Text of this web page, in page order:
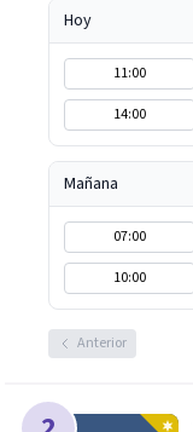
Hoy
11:00
14:00
Mañana
07:00
10:00
Anterior